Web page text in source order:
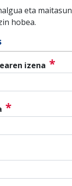
eta
hobea.
izena *
*